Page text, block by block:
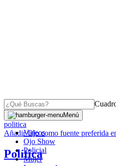
Menú
Videos
Ojo Show
Policial
Mujer
OJO
politica
AñadirOjocomo fuente preferida
Política